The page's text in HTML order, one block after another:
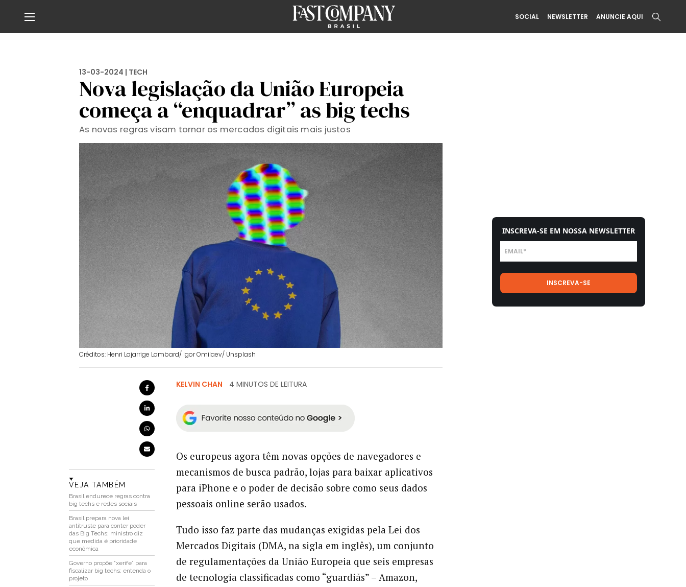
SOCIAL NEWSLETTER ANUNCIE AQUI
13-03-2024 | TECH
Nova legislação da União Europeia
começa a “enquadrar” as big techs
As novas regras visam tornar os mercados digitais mais justos
Créditos: Henri Lajarrige Lombard/ Igor Omilaev/ Unsplash
VEJA TAMBÉM
Brasil endurece regras contra
big techs e redes sociais
Brasil prepara nova lei
antitruste para conter poder
das Big Techs; ministro diz
que medida é prioridade
econômica
Governo propõe “xerife” para
fiscalizar big techs; entenda o
projeto
KELVIN CHAN 4 MINUTOS DE LEITURA
Os europeus agora têm novas opções de navegadores e
mecanismos de busca padrão, lojas para baixar aplicativos
para iPhone e o poder de decisão sobre como seus dados
pessoais online serão usados.
Tudo isso faz parte das mudanças exigidas pela Lei dos
Mercados Digitais (DMA, na sigla em inglês), um conjunto
de regulamentações da União Europeia que seis empresas
de tecnologia classificadas como “guardiãs” – Amazon,
INSCREVA-SE EM NOSSA NEWSLETTER